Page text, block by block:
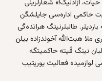
آزادلیک!» شعارلرینی
حاکمی اداره‌سی جایلشگن
طالبلرنینگ هراتده‌گی
ملا هبت‌الله آخوندزاده بیلن
نینگ قَیته حاکمیتگه
لوازمیده فعالیت یوریتیب